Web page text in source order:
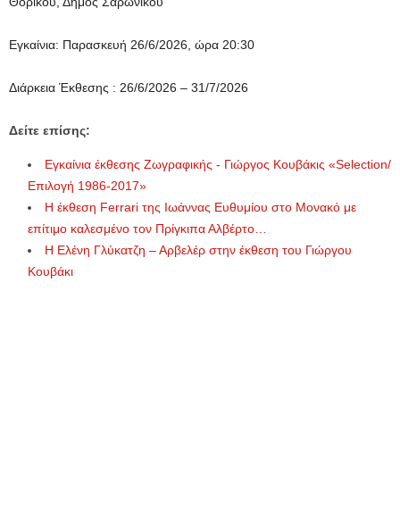
Εγκαίνια: Παρασκευή 26/6/2026, ώρα 20:30
Διάρκεια Έκθεσης : 26/6/2026 – 31/7/2026
Δείτε επίσης:
Εγκαίνια έκθεσης Ζωγραφικής - Γιώργος Κουβάκις «Selection/
Επιλογή 1986-2017»
Η έκθεση Ferrari της Ιωάννας Ευθυμίου στο Μονακό με
επίτιμο καλεσμένο τον Πρίγκιπα Αλβέρτο…
Η Ελένη Γλύκατζη – Αρβελέρ στην έκθεση του Γιώργου
Κουβάκι